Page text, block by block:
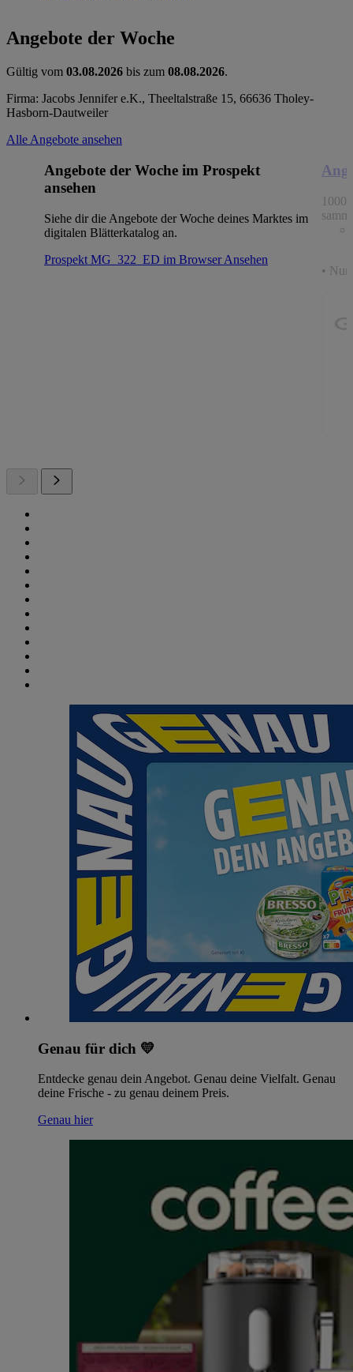
Angebote der Woche
Gültig vom 03.08.2026 bis zum 08.08.2026.
Firma: Jacobs Jennifer e.K., Theeltalstraße 15, 66636 Tholey-
Hasborn-Dautweiler
Alle Angebote ansehen
Angebote der Woche im Prospekt
ansehen
Siehe dir die Angebote der Woche deines Marktes im
digitalen Blätterkatalog an.
Prospekt MG_322_ED im BrowserAnsehen
1000
• Nur
Genau für dich 💛
Entdecke genau dein Angebot. Genau deine Vielfalt. Genau
deine Frische - zu genau deinem Preis.
Genau hier